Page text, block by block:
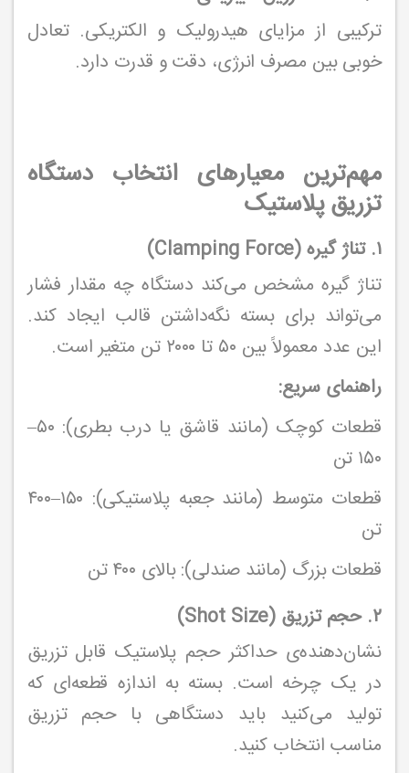
ترکیبی از مزایای هیدرولیک و الکتریکی. تعادل
خوبی بین مصرف انرژی، دقت و قدرت دارد.
مهم‌ترین معیارهای انتخاب دستگاه
تزریق پلاستیک
۱. تناژ گیره (Clamping Force)
تناژ گیره مشخص می‌کند دستگاه چه مقدار فشار
می‌تواند برای بسته نگه‌داشتن قالب ایجاد کند.
این عدد معمولاً بین ۵۰ تا ۲۰۰۰ تن متغیر است.
راهنمای سریع:
قطعات کوچک (مانند قاشق یا درب بطری): ۵۰–
۱۵۰ تن
قطعات متوسط (مانند جعبه پلاستیکی): ۱۵۰–۴۰۰
تن
قطعات بزرگ (مانند صندلی): بالای ۴۰۰ تن
۲. حجم تزریق (Shot Size)
نشان‌دهنده‌ی حداکثر حجم پلاستیک قابل تزریق
در یک چرخه است. بسته به اندازه قطعه‌ای که
تولید می‌کنید باید دستگاهی با حجم تزریق
مناسب انتخاب کنید.